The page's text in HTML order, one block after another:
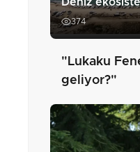
374
"Lukaku
geliyor?"